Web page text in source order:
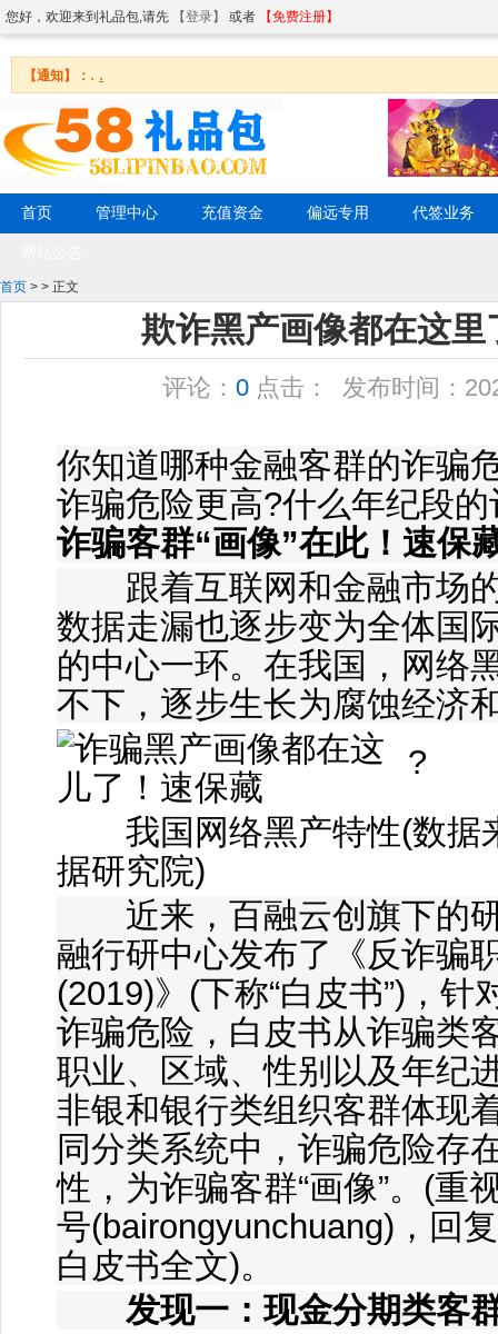
您好，欢迎来到礼品包,请先 【登录】 或者 【免费注册】
【通知】： . .
首页 管理中心 充值资金 偏远专用 代签业务
首页 > > 正文
欺诈黑产画像都在这里
评论： 0 点击： 发布时间：
你知道哪种金融客群的诈骗
诈骗危险更高?什么年纪段
诈骗客群“画像”在此！速保
跟着互联网和金融市场
数据走漏也逐步变为全体国
的中心一环。在我国，网络
不下，逐步生长为腐蚀经济
?
我国网络黑产特性(数据
据研究院)
近来，百融云创旗下的
融行研中心发布了《反诈骗
(2019)》(下称“白皮书”)，针
诈骗危险，白皮书从诈骗类
职业、区域、性别以及年纪
非银和银行类组织客群体现
同分类系统中，诈骗危险存
性，为诈骗客群“画像”。(重
号(bairongyunchuang)，回
白皮书全文)。
发现一：现金分期类客